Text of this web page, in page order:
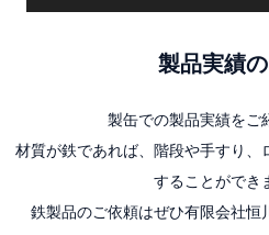
製品実績
製缶での製品実績をご
材質が鉄であれば、階段や手すり、
することができ
鉄製品のご依頼はぜひ有限会社恒